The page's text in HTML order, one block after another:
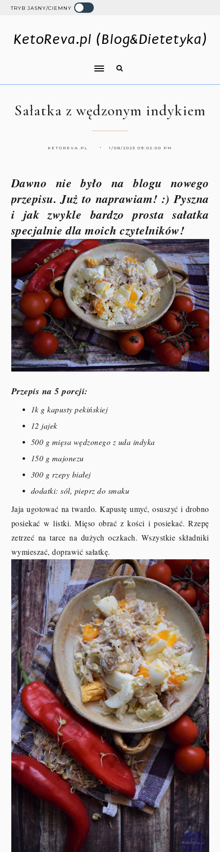
TRYB JASNY/CIEMNY
KetoReva.pl (Blog&Dietetyka)
Sałatka z wędzonym indykiem
KETOREVA.PL 1/08/2023 09:02:00 PM
Dawno nie było na blogu nowego
przepisu. Już to naprawiam! :) Pyszna
i jak zwykle bardzo prosta sałatka
specjalnie dla moich czytelników!
Przepis na 5 porcji:
1k g kapusty pekińskiej
12 jajek
500 g mięsa wędzonego z uda indyka
150 g majonezu
300 g rzepy białej
dodatki: sól, pieprz do smaku
Jaja ugotować na twardo. Kapustę umyć, osuszyć i drobno
posiekać w listki. Mięso obrać z kości i posiekać. Rzepę
zetrzeć na tarce na dużych oczkach. Wszystkie składniki
wymieszać, doprawić sałatkę.